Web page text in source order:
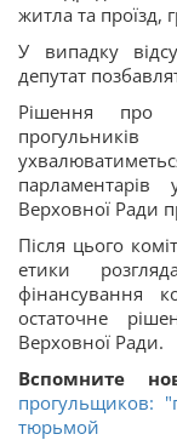
житла та
У випадку
депутат
Рішення про
парламентарів
Верховної Ради
Після цього
етики
фінансування
остаточне
Верховної Ради.
Вспомните
прогульщиков:
тюрьмой